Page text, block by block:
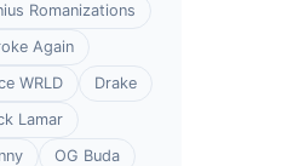
Romanizations
Again
WRLD
Drake
Lamar
OG Buda